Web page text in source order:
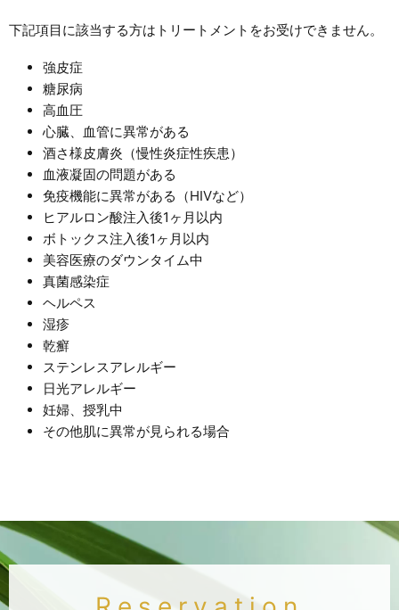
下記項目に該当する方はトリートメントをお受けできません。
強皮症
糖尿病
高血圧
心臓、血管に異常がある
酒さ様皮膚炎（慢性炎症性疾患）
血液凝固の問題がある
免疫機能に異常がある（HIVなど）
ヒアルロン酸注入後1ヶ月以内
ボトックス注入後1ヶ月以内
美容医療のダウンタイム中
真菌感染症
ヘルペス
湿疹
乾癬
ステンレスアレルギー
日光アレルギー
妊婦、授乳中
その他肌に異常が見られる場合